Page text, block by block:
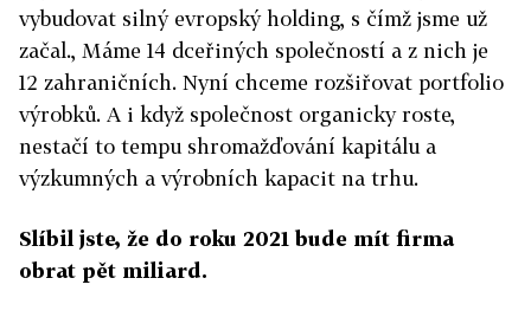
vybudovat silný evropský holding, s čímž jsme už
začal., Máme 14 dceřiných společností a z nich je
12 zahraničních. Nyní chceme rozšiřovat portfolio
výrobků. A i když společnost organicky roste,
nestačí to tempu shromažďování kapitálu a
výzkumných a výrobních kapacit na trhu.
Slíbil jste, že do roku 2021 bude mít firma
obrat pět miliard.